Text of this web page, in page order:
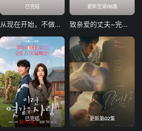
已完结
从现在开始，不做朋友了吧。
更新至第06集
致亲爱的丈夫~完美妻子的谎言~
已完结 更新第02集